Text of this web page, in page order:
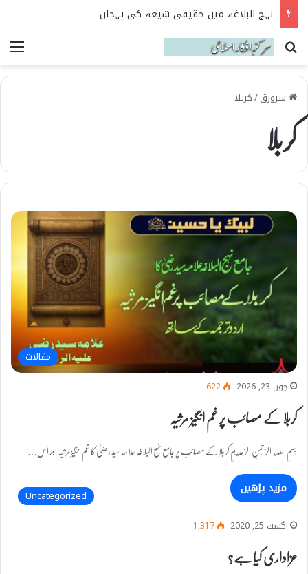
نہج البلاغہ میں حقیقی شیعہ کی پہچان
Search for
سرورق/کربلا
کربلا
مقالات
جون 23, 2026 622
کربلا کے مصائب پر غم انگیز مرثیہ
بِسمِ اللهِ الرَّحْمنِ الرَّحِيمِ کربلا کے مصائب پر جامع نہج البلاغہ علامہ سید رضیؒ کا غم انگیز مرثیہ اور اس…
مزید پڑھیں Uncategorized
اگست 25, 2020 1,317
عزاداری کیا ہے؟